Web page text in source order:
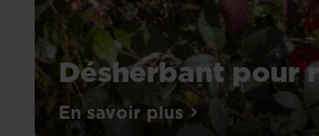
Désherbant pour
Les
En savoir plussur Désherbant pour